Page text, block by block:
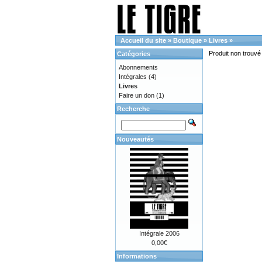
Accueil du site » Boutique » Livres »
Produit non trouvé
Catégories
Abonnements
Intégrales (4)
Livres
Faire un don (1)
Recherche
Nouveautés
Intégrale 2006
0,00€
Informations